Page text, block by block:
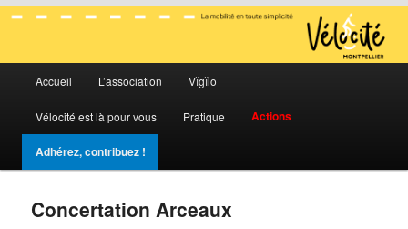
Vélocité Grand Montpellier
La mobilité en toute simplicité
Aller
au
contenu
Aller
au
contenu
secondaire
Accueil L’association Vĭgĭlo
Vélocité est là pour vous Pratique Actions
Adhérez, contribuez !
Concertation Arceaux